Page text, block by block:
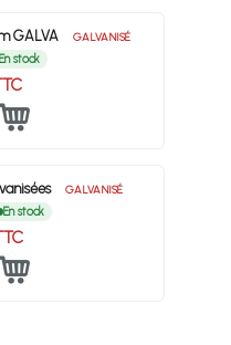
GALVA GALVANISÉ
En stock
GALVANISÉ
En stock